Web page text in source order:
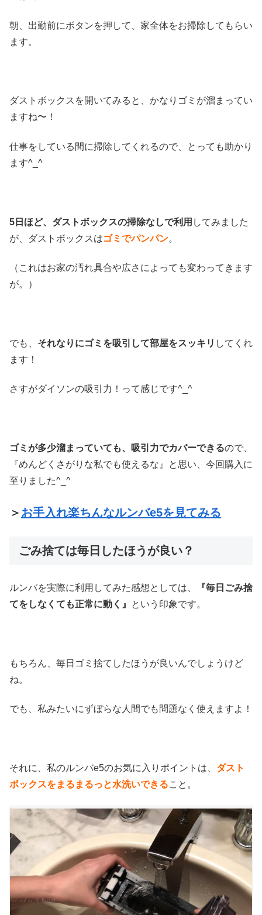
朝、出勤前にボタンを押して、家全体をお掃除してもらい
ます。
ダストボックスを開いてみると、かなりゴミが溜まってい
ますね〜！
仕事をしている間に掃除してくれるので、とっても助かり
ます^_^
5日ほど、ダストボックスの掃除なしで利用 してみました
が、ダストボックスはゴミでパンパン。
（これはお家の汚れ具合や広さによっても変わってきます
が。）
でも、 それなりにゴミを吸引して部屋をスッキリ してくれ
ます！
さすがダイソンの吸引力！って感じです^_^
ゴミが多少溜まっていても、吸引力でカバーできるので、
『めんどくさがりな私でも使えるな』と思い、今回購入に
至りました^_^
＞ お手入れ楽ちんなルンバe5を見てみる
ごみ捨ては毎日したほうが良い？
ルンバを実際に利用してみた感想としては、
『毎日ごみ捨
てをしなくても正常に動く』
という印象です。
もちろん、毎日ゴミ捨てしたほうが良いんでしょうけど
ね。
でも、私みたいにずぼらな人間でも問題なく使えますよ！
それに、私のルンバe5のお気に入りポイントは、 ダスト
ボックスをまるまるっと水洗いできること。